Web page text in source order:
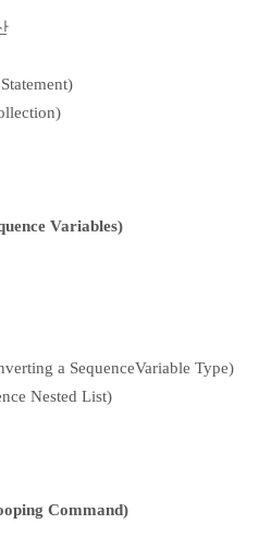
Variables)
a SequenceVariable Type)
Nested List)
Command)